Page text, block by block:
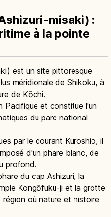
misaki) :
à la pointe
est un site pittoresque
méridionale de Shikoku, à
de Kōchi.
Pacifique et constitue l'un
du parc national
par le courant Kuroshio, il
d'un phare blanc, de
profond.
du cap Ashizuri, la
Kongōfuku-ji et la grotte
où nature et histoire